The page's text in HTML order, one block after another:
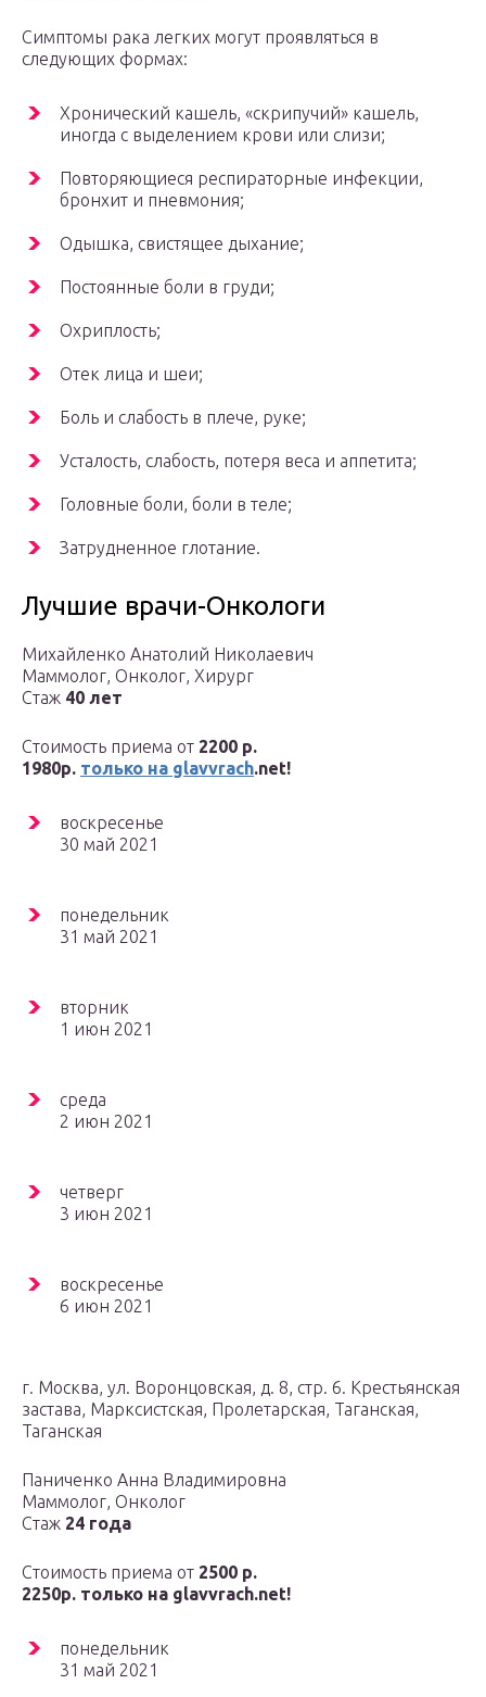
Симптомы рака легких могут проявляться в
следующих формах:
Хронический кашель, «скрипучий» кашель,
иногда с выделением крови или слизи;
Повторяющиеся респираторные инфекции,
бронхит и пневмония;
Одышка, свистящее дыхание;
Постоянные боли в груди;
Охриплость;
Отек лица и шеи;
Боль и слабость в плече, руке;
Усталость, слабость, потеря веса и аппетита;
Головные боли, боли в теле;
Затрудненное глотание.
Лучшие врачи-Онкологи
Михайленко Анатолий Николаевич
Маммолог, Онколог, Хирург
Cтаж 40 лет
Стоимость приема от 2200 р.
1980р. только на glavvrach.net!
воскресенье
30 май 2021
понедельник
31 май 2021
вторник
1 июн 2021
среда
2 июн 2021
четверг
3 июн 2021
воскресенье
6 июн 2021
г. Москва, ул. Воронцовская, д. 8, стр. 6. Крестьянская
застава, Марксистская, Пролетарская, Таганская,
Таганская
Паниченко Анна Владимировна
Маммолог, Онколог
Cтаж 24 года
Стоимость приема от 2500 р.
2250р. только на glavvrach.net!
понедельник
31 май 2021